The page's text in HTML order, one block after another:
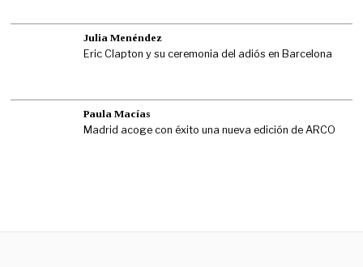
Julia Menéndez
Eric Clapton y su ceremonia del adiós en Barcelona
Paula Macías
Madrid acoge con éxito una nueva edición de ARCO